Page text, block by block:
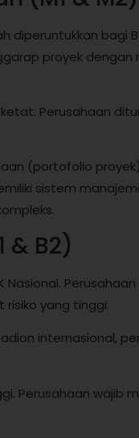
diperuntukkan bagi
proyek dengan
Perusahaan
(portofolio
sistem
& B2)
Nasional.
yang tinggi.
internasional,
Perusahaan wajib